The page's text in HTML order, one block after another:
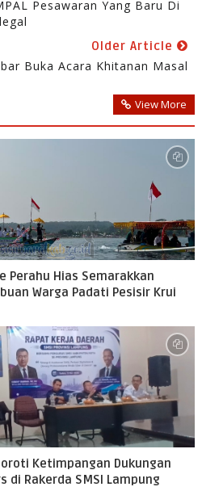
Pesawaran Yang Baru Di
Older Article
Buka Acara Khitanan Masal
View More
Perahu Hias Semarakkan
Warga Padati Pesisir Krui
Ketimpangan Dukungan
di Rakerda SMSI Lampung